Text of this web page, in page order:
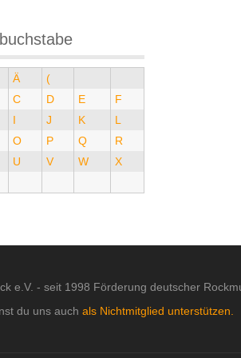
Ä
(
C D E
F
I J K
L
O P Q
R
U V W
X
e.V. - seit 1998 Förderung deutscher
du uns auch als Nichtmitglied unterstützen.